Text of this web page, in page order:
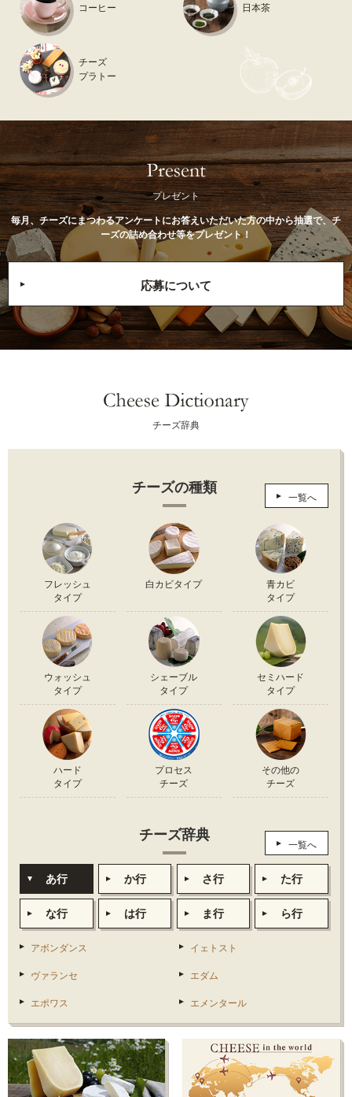
コーヒー 日本茶
チーズ
プラトー
プレゼント
毎月、チーズにまつわるアンケートにお答えいただいた方の中から抽選で、チ
ーズの詰め合わせ等をプレゼント！
応募について
チーズ辞典
チーズの種類
一覧へ
フレッシュ
タイプ
白カビタイプ
青カビ
タイプ
ウォッシュ
タイプ
シェーブル
タイプ
セミハード
タイプ
ハード
タイプ
プロセス
チーズ
その他の
チーズ
チーズ辞典
一覧へ
あ行 か行 さ行 た行
な行 は行 ま行 ら行
アボンダンス イェトスト
ヴァランセ エダム
エポワス エメンタール